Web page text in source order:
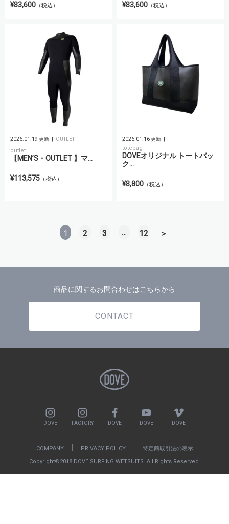
¥83,600 （税込） ¥83,600 （税込）
2026.01.19 更新 OUTLET
outlet
【MEN’S・OUTLET 】マ...
¥113,575 （税込）
2026.01.16 更新
totebag
DOVEオリジナル トートバッ
ク...
¥8,800 （税込）
1 2 3 … 12 ＞
商品に関するお問合わせはこちらから
CONTACT
DOVE FACTORY DOVE DOVE DOVE
COMPANY PRIVACY POLICY
特定商取引法の表示
Copyright©2018 DOVE SURFING WETSUITS. All Rights Reserved.